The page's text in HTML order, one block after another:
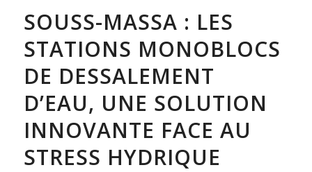
SOUSS-MASSA : LES
STATIONS MONOBLOCS
DE DESSALEMENT
D’EAU, UNE SOLUTION
INNOVANTE FACE AU
STRESS HYDRIQUE